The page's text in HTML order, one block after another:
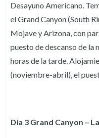
Desayuno Americano.
el Grand Canyon (South
Mojave y Arizona, con
puesto de descanso de la
horas de la tarde.
(noviembre-abril), el
Día 3 Grand Canyon –